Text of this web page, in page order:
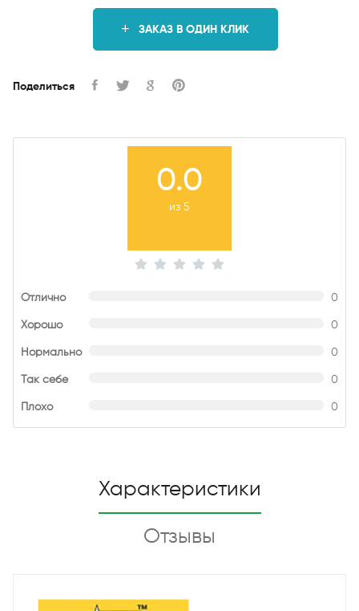
ЗАКАЗ В ОДИН КЛИК
Поделиться
0.0
из 5
Отлично 0
Хорошо 0
Нормально 0
Так себе 0
Плохо 0
Характеристики
Отзывы